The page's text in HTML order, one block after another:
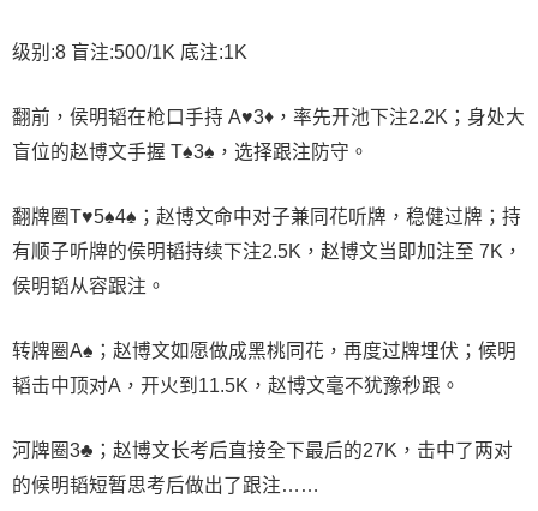
级别:8 盲注:500/1K 底注:1K
翻前，侯明韬在枪口手持 A♥3♦，率先开池下注2.2K；身处大
盲位的赵博文手握 T♠3♠，选择跟注防守。
翻牌圈T♥5♠4♠；赵博文命中对子兼同花听牌，稳健过牌；持
有顺子听牌的侯明韬持续下注2.5K，赵博文当即加注至 7K，
侯明韬从容跟注。
转牌圈A♠；赵博文如愿做成黑桃同花，再度过牌埋伏；候明
韬击中顶对A，开火到11.5K，赵博文毫不犹豫秒跟。
河牌圈3♣；赵博文长考后直接全下最后的27K，击中了两对
的候明韬短暂思考后做出了跟注……